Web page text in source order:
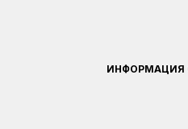
ИНФОРМАЦИЯ